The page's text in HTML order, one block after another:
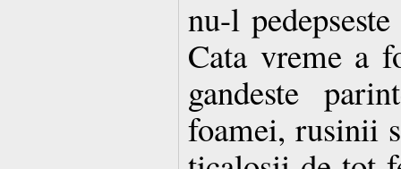
nu-l
Cata vreme a
gandeste
foamei, rusinii